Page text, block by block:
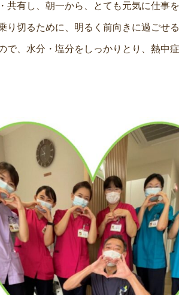
共有し、朝一から、とても元気に仕事
り切るために、明るく前向きに過ごせる
で、水分・塩分をしっかりとり、熱中